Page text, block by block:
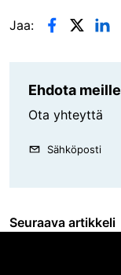
Jaa:
Ehdota
Ota yhteyttä
Sähköposti
Seuraava artikkeli